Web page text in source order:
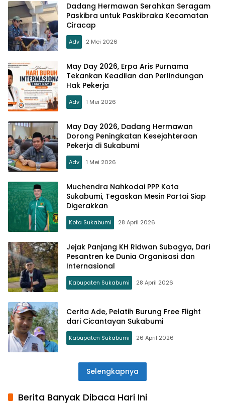
Dadang Hermawan Serahkan Seragam
Paskibra untuk Paskibraka Kecamatan
Ciracap
Adv 2 Mei 2026
May Day 2026, Erpa Aris Purnama
Tekankan Keadilan dan Perlindungan
Hak Pekerja
Adv 1 Mei 2026
May Day 2026, Dadang Hermawan
Dorong Peningkatan Kesejahteraan
Pekerja di Sukabumi
Adv 1 Mei 2026
Muchendra Nahkodai PPP Kota
Sukabumi, Tegaskan Mesin Partai Siap
Digerakkan
Kota Sukabumi 28 April 2026
Jejak Panjang KH Ridwan Subagya, Dari
Pesantren ke Dunia Organisasi dan
Internasional
Kabupaten Sukabumi 28 April 2026
Cerita Ade, Pelatih Burung Free Flight
dari Cicantayan Sukabumi
Kabupaten Sukabumi 26 April 2026
Selengkapnya
Berita Banyak Dibaca Hari Ini